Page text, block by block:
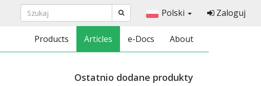
Polski Zaloguj
Products Articles e-Docs About
Ostatnio dodane produkty